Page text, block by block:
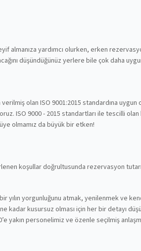
almanıza yardımcı olurken, erken
düşündüğünüz yerlere bile çok daha
olan ISO 9001:2015 standardına uygun
ISO 9000 - 2015 standartları ile tescilli olan
olmamız da büyük bir etken!
koşullar doğrultusunda rezervasyon
yılın yorgunluğunu atmak, yenilenmek ve
kadar kusursuz olması için her bir detayı
yakın personelimiz ve özenle seçilmiş